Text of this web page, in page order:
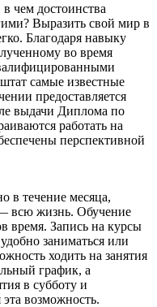
чем достоинства
Выразить свой мир в
Благодаря навыку
во время
самые известные
предоставляется
выдачи Диплома по
работать на
перспективной
в течение месяца,
всю жизнь. Обучение
время. Запись на курсы
заниматься или
ходить на занятия
график, а
в субботу и
эта возможность.